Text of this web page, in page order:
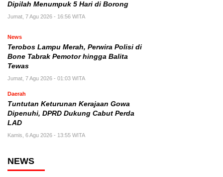
Dipilah Menumpuk 5 Hari di Borong
Jumat, 7 Agu 2026 - 16:56 WITA
News
Terobos Lampu Merah, Perwira Polisi di
Bone Tabrak Pemotor hingga Balita
Tewas
Jumat, 7 Agu 2026 - 01:03 WITA
Daerah
Tuntutan Keturunan Kerajaan Gowa
Dipenuhi, DPRD Dukung Cabut Perda
LAD
Kamis, 6 Agu 2026 - 13:55 WITA
NEWS